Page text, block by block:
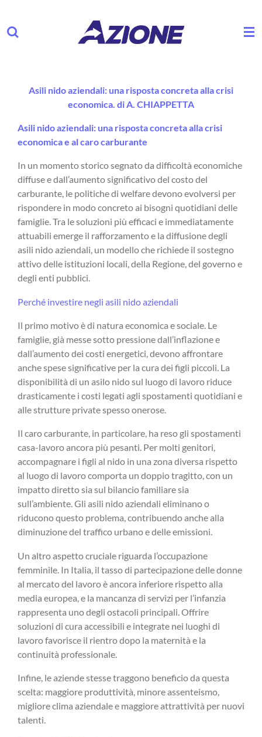
al
contenuto
Asili nido aziendali: una risposta concreta alla crisi
economica. di A. CHIAPPETTA
Asili nido aziendali: una risposta concreta alla crisi
economica e al caro carburante
In un momento storico segnato da difficoltà economiche
diffuse e dall’aumento significativo del costo del
carburante, le politiche di welfare devono evolversi per
rispondere in modo concreto ai bisogni quotidiani delle
famiglie. Tra le soluzioni più efficaci e immediatamente
attuabili emerge il rafforzamento e la diffusione degli
asili nido aziendali, un modello che richiede il sostegno
attivo delle istituzioni locali, della Regione, del governo e
degli enti pubblici.
Perché investire negli asili nido aziendali
Il primo motivo è di natura economica e sociale. Le
famiglie, già messe sotto pressione dall’inflazione e
dall’aumento dei costi energetici, devono affrontare
anche spese significative per la cura dei figli piccoli. La
disponibilità di un asilo nido sul luogo di lavoro riduce
drasticamente i costi legati agli spostamenti quotidiani e
alle strutture private spesso onerose.
Il caro carburante, in particolare, ha reso gli spostamenti
casa-lavoro ancora più pesanti. Per molti genitori,
accompagnare i figli al nido in una zona diversa rispetto
al luogo di lavoro comporta un doppio tragitto, con un
impatto diretto sia sul bilancio familiare sia
sull’ambiente. Gli asili nido aziendali eliminano o
riducono questo problema, contribuendo anche alla
diminuzione del traffico urbano e delle emissioni.
Un altro aspetto cruciale riguarda l’occupazione
femminile. In Italia, il tasso di partecipazione delle donne
al mercato del lavoro è ancora inferiore rispetto alla
media europea, e la mancanza di servizi per l’infanzia
rappresenta uno degli ostacoli principali. Offrire
soluzioni di cura accessibili e integrate nei luoghi di
lavoro favorisce il rientro dopo la maternità e la
continuità professionale.
Infine, le aziende stesse traggono beneficio da questa
scelta: maggiore produttività, minore assenteismo,
migliore clima aziendale e maggiore attrattività per nuovi
talenti.